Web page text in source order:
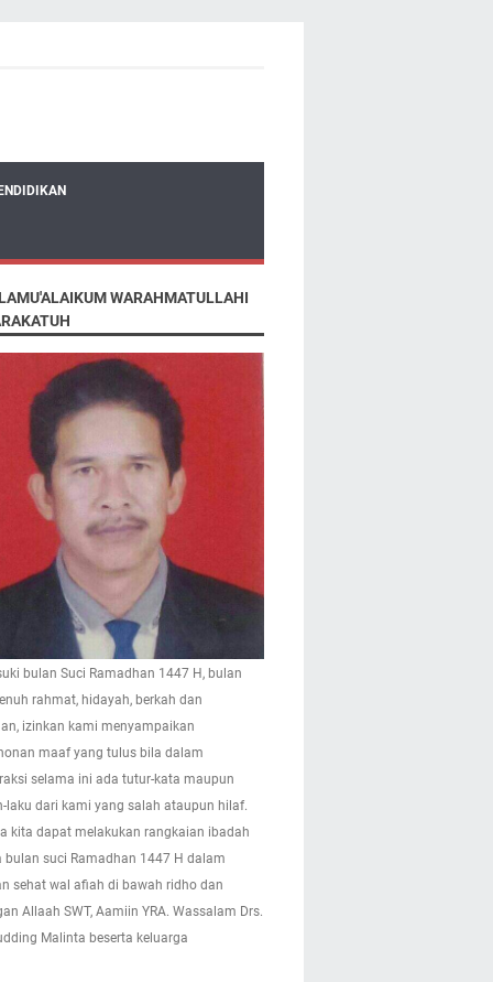
WARAHMATULLAHI
bulan Suci Ramadhan 1447 H, bulan
rahmat, hidayah, berkah dan
izinkan kami menyampaikan
maaf yang tulus bila dalam
selama ini ada tutur-kata maupun
laku dari kami yang salah ataupun hilaf.
kita dapat melakukan rangkaian ibadah
bulan suci Ramadhan 1447 H dalam
sehat wal afiah di bawah ridho dan
Allaah SWT, Aamiin YRA. Wassalam Drs.
Malinta beserta keluarga